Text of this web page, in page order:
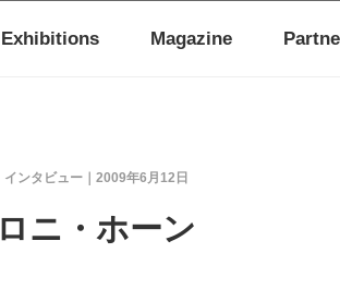
Exhibitions Magazine
2009年6月12日
インタビュー
ロニ・ホーン